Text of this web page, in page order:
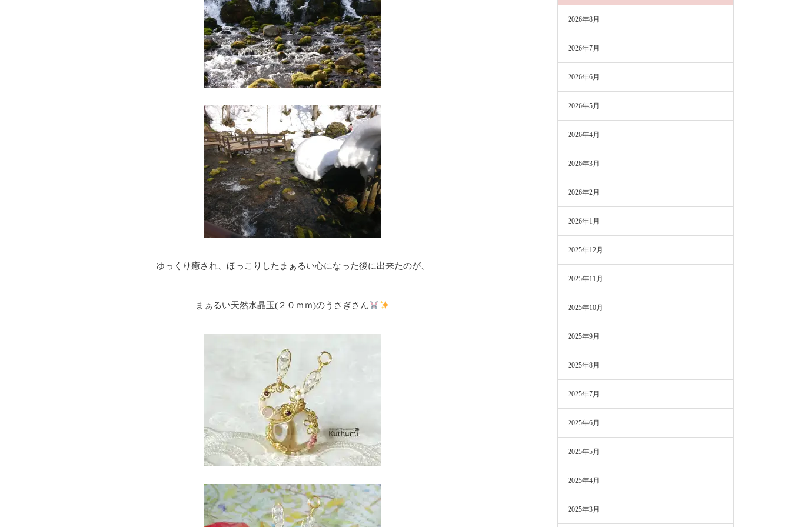
ゆっくり癒され、ほっこりしたまぁるい心になった後に出来たのが、
まぁるい天然水晶玉(２０ｍｍ)のうさぎさん
2026年8月
2026年7月
2026年6月
2026年5月
2026年4月
2026年3月
2026年2月
2026年1月
2025年12月
2025年11月
2025年10月
2025年9月
2025年8月
2025年7月
2025年6月
2025年5月
2025年4月
2025年3月